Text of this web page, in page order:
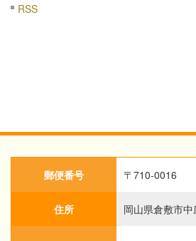
RSS
郵便番号 〒710-0016
住所 岡山県倉敷市